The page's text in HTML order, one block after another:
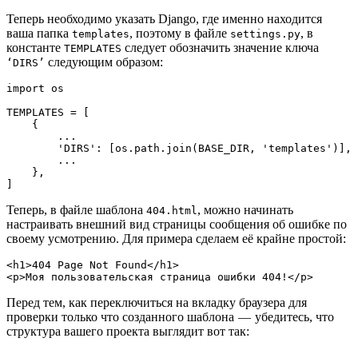
Теперь необходимо указать Django, где именно находится
ваша папка templates, поэтому в файле settings.py, в
константе TEMPLATES следует обозначить значение ключа
‘DIRS’ следующим образом:
import os
TEMPLATES = [
Теперь, в файле шаблона 404.html , можно начинать
настраивать внешний вид страницы сообщения об ошибке по
своему усмотрению. Для примера сделаем её крайне простой:
<h1>404 Page Not Found</h1>
<p>Моя пользовательская страница ошибки 404!</p>
Перед тем, как переключиться на вкладку браузера для
проверки только что созданного шаблона — убедитесь, что
структура вашего проекта выглядит вот так: